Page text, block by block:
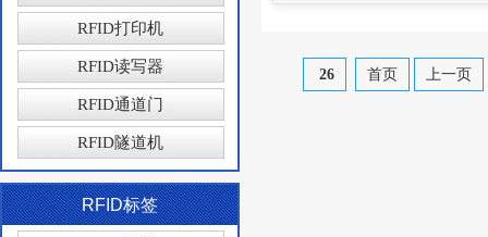
RFID打印机
RFID读写器
RFID通道门
RFID隧道机
RFID标签
26 首页 上一页